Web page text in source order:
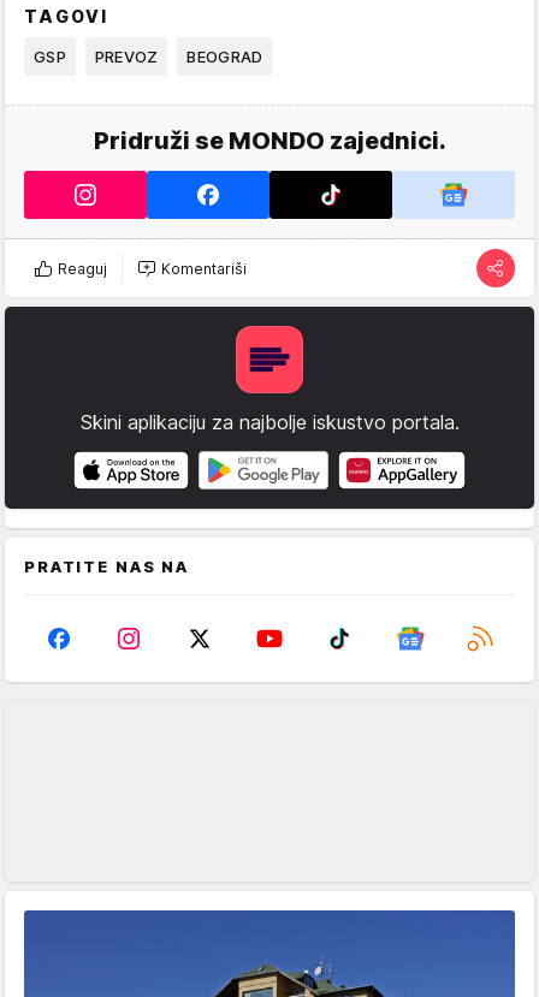
TAGOVI
GSP PREVOZ BEOGRAD
Pridruži se MONDO zajednici.
Reaguj Komentariši
Skini aplikaciju za najbolje iskustvo portala.
PRATITE NAS NA